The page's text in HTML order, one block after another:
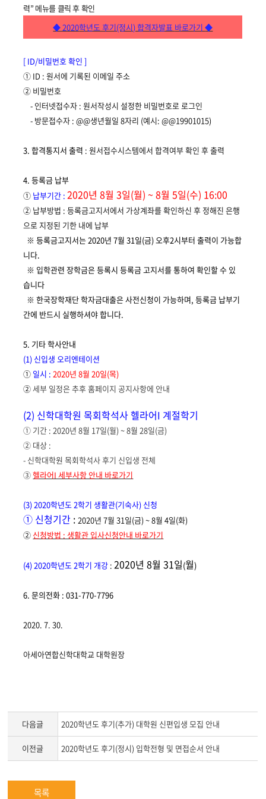
력” 메뉴를 클릭 후 확인
◆ 2020학년도 후기(정시) 합격자발표 바로가기◆
[ ID/비밀번호 확인]
① ID :원서에 기록된 이메일 주소
② 비밀번호
- 인터넷접수자 : 원서작성시 설정한 비밀번호로 로그인
- 방문접수자 : @@생년월일8자리 (예시: @@19901015)
3.합격통지서 출력 : 원서접수시스템에서 합격여부 확인 후 출력
4.등록금 납부
① 납부기간 :2020년 8월 3일(월) ~ 8월 5일(수) 16:00
② 납부방법 : 등록금고지서에서 가상계좌를 확인하신 후 정해진 은행
으로 지정된 기한 내에 납부
※ 등록금고지서는 2020년 7월 31일(금) 오후2시부터 출력이 가능합
니다.
※ 입학관련 장학금은 등록시 등록금 고지서를 통하여 확인할 수 있
습니다
※ 한국장학재단 학자금대출은 사전신청이 가능하며, 등록금 납부기
간에 반드시 실행하셔야 합니다.
5. 기타학사안내
(1) 신입생오리엔테이션
① 일시 :2020년 8월 20일(목)
②세부 일정은 추후 홈페이지 공지사항에 안내
(2) 신학대학원 목회학석사 헬라어I 계절학기
① 기간 :2020년8월 17일(월) ~ 8월 28일(금)
② 대상 :
- 신학대학원 목회학석사 후기 신입생 전체
③헬라어I 세부사항 안내 바로가기
(3) 2020학년도 2학기 생활관(기숙사) 신청
① 신청기간 :2020년 7월31일(금) ~ 8월 4일(화)
② 신청방법 : 생활관 입사신청안내 바로가기
(4) 2020학년도 2학기 개강 :2020년 8월 31일(월)
6.문의전화 : 031-770-7796
2020. 7. 30.
아세아연합신학대학교 대학원장
다음글 2020학년도 후기(추가) 대학원 신편입생 모집 안내
이전글 2020학년도 후기(정시) 입학전형 및 면접순서 안내
목록